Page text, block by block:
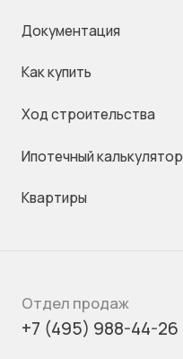
Документация
Как купить
Ход строительства
Ипотечный калькулятор
Квартиры
Отдел продаж
+7 (495) 988-44-26